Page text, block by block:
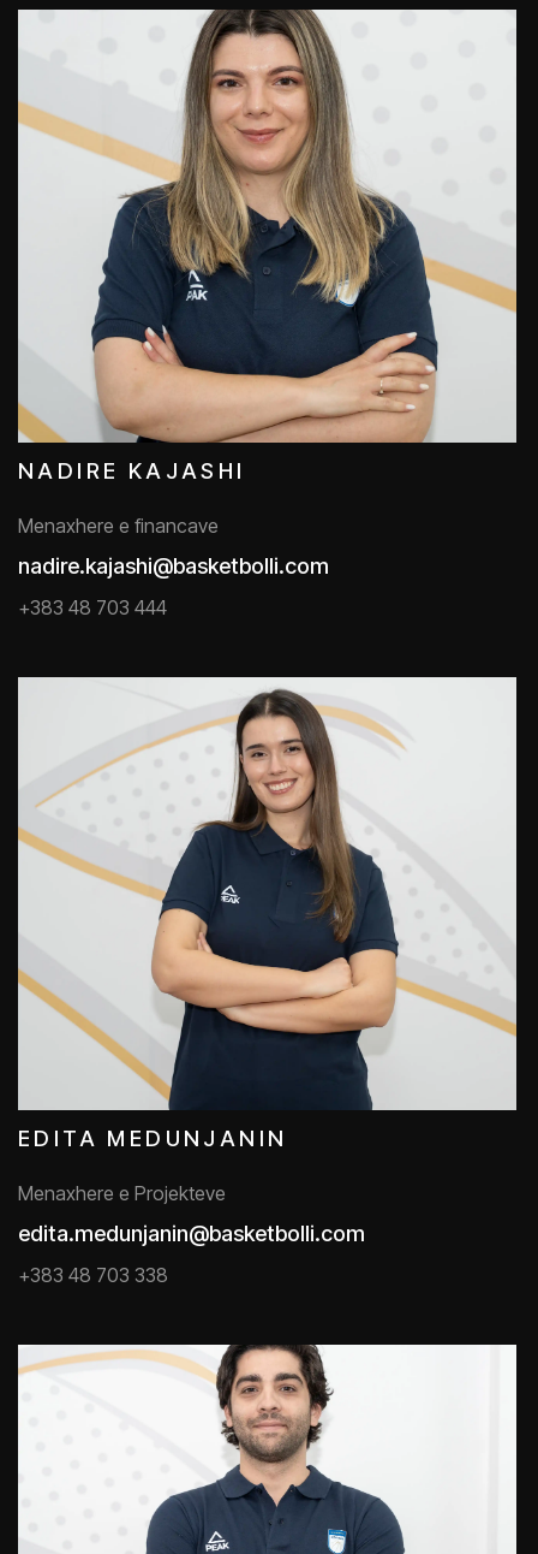
NADIRE KAJASHI
Menaxhere e financave
nadire.kajashi@basketbolli.com
+383 48 703 444
EDITA MEDUNJANIN
Menaxhere e Projekteve
edita.medunjanin@basketbolli.com
+383 48 703 338